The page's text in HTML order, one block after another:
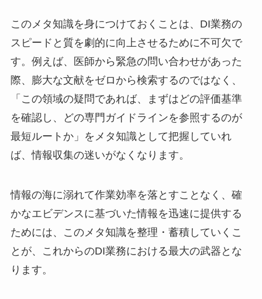
このメタ知識を身につけておくことは、DI業務の
スピードと質を劇的に向上させるために不可欠で
す。例えば、医師から緊急の問い合わせがあった
際、膨大な文献をゼロから検索するのではなく、
「この領域の疑問であれば、まずはどの評価基準
を確認し、どの専門ガイドラインを参照するのが
最短ルートか」をメタ知識として把握していれ
ば、情報収集の迷いがなくなります。
情報の海に溺れて作業効率を落とすことなく、確
かなエビデンスに基づいた情報を迅速に提供する
ためには、このメタ知識を整理・蓄積していくこ
とが、これからのDI業務における最大の武器とな
ります。